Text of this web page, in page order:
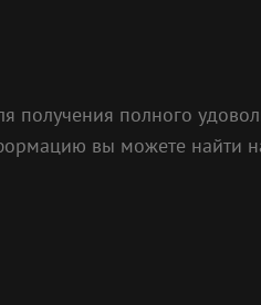
получения полного
вы можете найти